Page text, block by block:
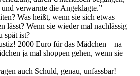
verwarnte die Angeklagte.”
Was heißt, wenn sie sich etwas
lässt? Wenn sie wieder mal nachlässig
spät ist?
2000 Euro für das Mädchen – na
ja mal shoppen gehen, wenn sie
auch Schuld, genau, unfassbar!